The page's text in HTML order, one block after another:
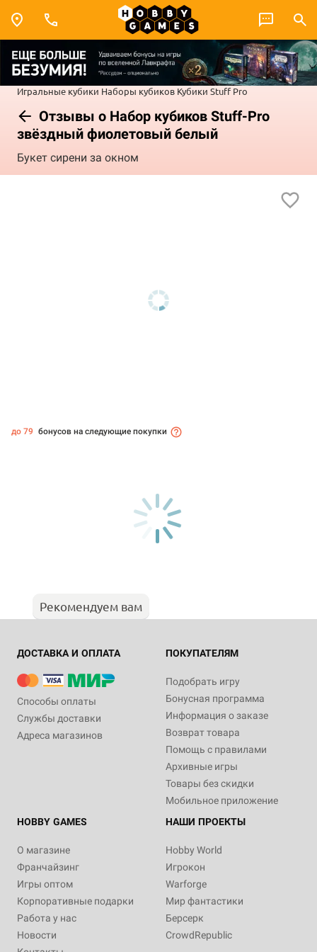
Игральные кубики Наборы кубиков Кубики Stuff Pro
Отзывы о Набор кубиков Stuff-Pro
звёздный фиолетовый белый
Букет сирени за окном
до 79 бонусов на следующие покупки
Рекомендуем вам
ДОСТАВКА И ОПЛАТА
Способы оплаты
Службы доставки
Адреса магазинов
ПОКУПАТЕЛЯМ
Подобрать игру
Бонусная программа
Информация о заказе
Возврат товара
Помощь с правилами
Архивные игры
Товары без скидки
Мобильное приложение
HOBBY GAMES
О магазине
Франчайзинг
Игры оптом
Корпоративные подарки
Работа у нас
Новости
НАШИ ПРОЕКТЫ
Hobby World
Игрокон
Warforge
Мир фантастики
Берсерк
CrowdRepublic